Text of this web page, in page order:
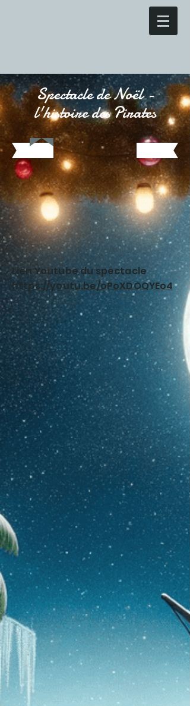
Spectacle de Noël -
l'histoire des Pirates
Lien Youtube du spectacle
https://youtu.be/oPoXDOQYEo4